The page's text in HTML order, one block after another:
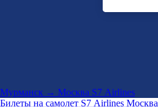
Мурманск → Москва S7 Airlines
Билеты на самолет S7 Airlines Москва